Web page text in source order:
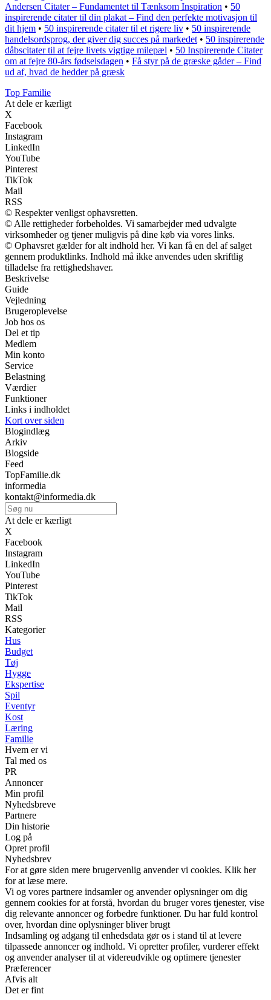
Andersen Citater – Fundamentet til Tænksom Inspiration • 50
inspirerende citater til din plakat – Find den perfekte motivasjon til
dit hjem • 50 inspirerende citater til et rigere liv • 50 inspirerende
handelsordsprog, der giver dig succes på markedet • 50 inspirerende
dåbscitater til at fejre livets vigtige milepæl • 50 Inspirerende Citater
om at fejre 80-års fødselsdagen • Få styr på de græske gåder – Find
ud af, hvad de hedder på græsk
Top Familie
At dele er kærligt
X
Facebook
Instagram
LinkedIn
YouTube
Pinterest
TikTok
Mail
RSS
© Respekter venligst ophavsretten.
© Alle rettigheder forbeholdes. Vi samarbejder med udvalgte
virksomheder og tjener muligvis på dine køb via vores links.
© Ophavsret gælder for alt indhold her. Vi kan få en del af salget
gennem produktlinks. Indhold må ikke anvendes uden skriftlig
tilladelse fra rettighedshaver.
Beskrivelse
Guide
Vejledning
Brugeroplevelse
Job hos os
Del et tip
Medlem
Min konto
Service
Belastning
Værdier
Funktioner
Links i indholdet
Kort over siden
Blogindlæg
Arkiv
Blogside
Feed
TopFamilie.dk
informedia
kontakt@informedia.dk
At dele er kærligt
X
Facebook
Instagram
LinkedIn
YouTube
Pinterest
TikTok
Mail
RSS
Kategorier
Hus
Budget
Tøj
Hygge
Ekspertise
Spil
Eventyr
Kost
Læring
Familie
Hvem er vi
Tal med os
PR
Annoncer
Min profil
Nyhedsbreve
Partnere
Din historie
Log på
Opret profil
Nyhedsbrev
For at gøre siden mere brugervenlig anvender vi cookies. Klik her
for at læse mere.
Vi og vores partnere indsamler og anvender oplysninger om dig
gennem cookies for at forstå, hvordan du bruger vores tjenester, vise
dig relevante annoncer og forbedre funktioner. Du har fuld kontrol
over, hvordan dine oplysninger bliver brugt
Indsamling og adgang til enhedsdata gør os i stand til at levere
tilpassede annoncer og indhold. Vi opretter profiler, vurderer effekt
og anvender analyser til at videreudvikle og optimere tjenester
Præferencer
Afvis alt
Det er fint